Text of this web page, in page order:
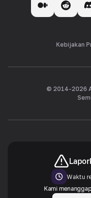
Kebijakan
© 2014-2026
Waktu
Kami